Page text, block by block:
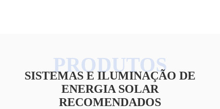
SISTEMAS E ILUMINAÇÃO DE
ENERGIA SOLAR
RECOMENDADOS